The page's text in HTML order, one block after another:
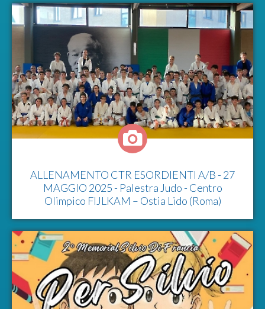
ALLENAMENTO CTR ESORDIENTI A/B - 27
MAGGIO 2025 - Palestra Judo - Centro
Olimpico FIJLKAM – Ostia Lido (Roma)